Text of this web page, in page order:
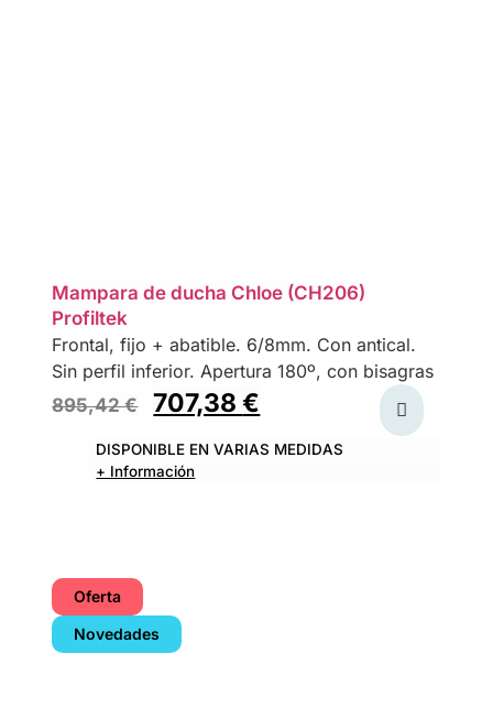
Mampara de ducha Chloe (CH206)
Profiltek
Frontal, fijo + abatible. 6/8mm. Con antical.
Sin perfil inferior. Apertura 180º, con bisagras
895,42€ 707,38€
DISPONIBLE EN VARIAS MEDIDAS
+ Información
Oferta
Novedades